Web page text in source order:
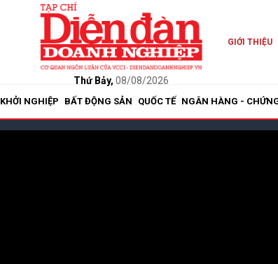
Thứ Bảy, 08/08/2026
GIỚI THIỆU
KHỞI NGHIỆP BẤT ĐỘNG SẢN QUỐC TẾ NGÂN HÀNG -